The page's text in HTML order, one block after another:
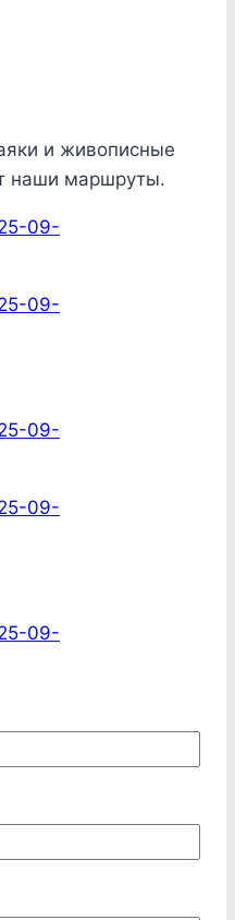
и живописные
наши маршруты.